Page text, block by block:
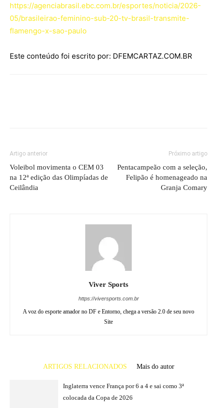
https://agenciabrasil.ebc.com.br/esportes/noticia/2026-
05/brasileirao-feminino-sub-20-tv-brasil-transmite-
flamengo-x-sao-paulo
Este conteúdo foi escrito por: DFEMCARTAZ.COM.BR
Artigo anterior
Voleibol movimenta o CEM 03
na 12ª edição das Olimpíadas de
Ceilândia
Próximo artigo
Pentacampeão com a seleção,
Felipão é homenageado na
Granja Comary
Viver Sports
https://viversports.com.br
A voz do esporte amador no DF e Entorno, chega a versão 2.0 de seu novo
Site
ARTIGOS RELACIONADOS Mais do autor
Inglaterra vence França por 6 a 4 e sai como 3ª
colocada da Copa de 2026